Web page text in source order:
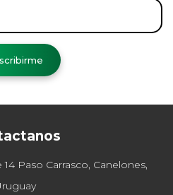
Paso Carrasco, Canelones,